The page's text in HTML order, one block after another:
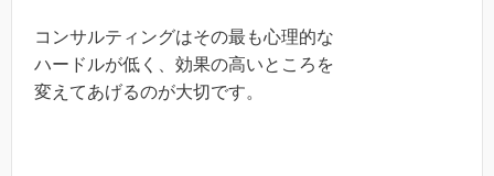
コンサルティングはその最も心理的な
ハードルが低く、効果の高いところを
変えてあげるのが大切です。